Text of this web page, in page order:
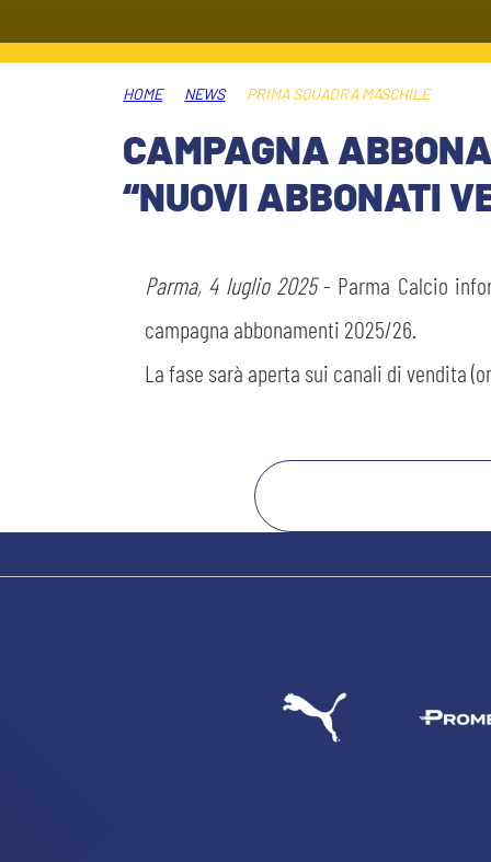
STORE
MUSEO
SLO
INFORMATIVA FINANZIARIA
MEDIA
ACADEMY
HOME NEWS PRIMA SQUADRA MASCHILE
CAMPAGNA
“NUOVI ABBONATI
Parma, 4 luglio 2025- Parma Calcio
campagna abbonamenti 2025/26.
La fase sarà aperta sui canali di vendita